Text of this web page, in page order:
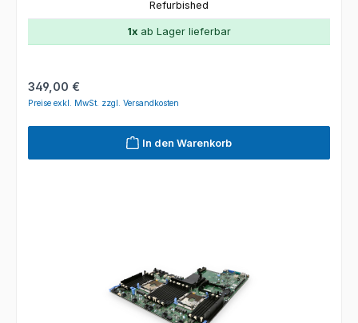
Refurbished
1x ab Lager lieferbar
Regulärer Preis:
349,00 €
Preise exkl. MwSt. zzgl. Versandkosten
In den Warenkorb